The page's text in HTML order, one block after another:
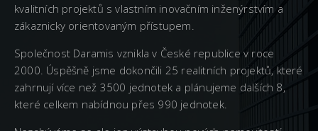
kvalitních projektů s vlastním inovačním inženýrstvím a
zákaznicky orientovaným přístupem.
Společnost Daramis vznikla v České republice v roce
2000. Úspěšně jsme dokončili 25 realitních projektů, které
zahrnují více než 3500 jednotek a plánujeme dalších 8,
které celkem nabídnou přes 990 jednotek.